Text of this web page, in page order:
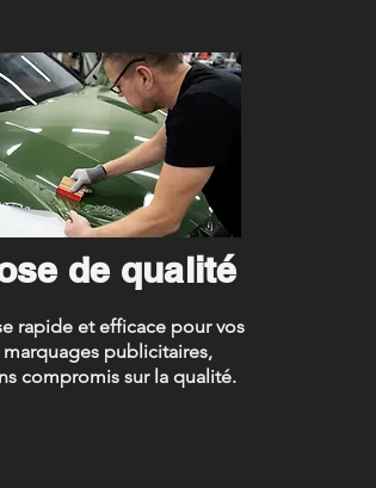
de qualité
rapide et efficace pour vos
marquages publicitaires,
compromis sur la qualité.